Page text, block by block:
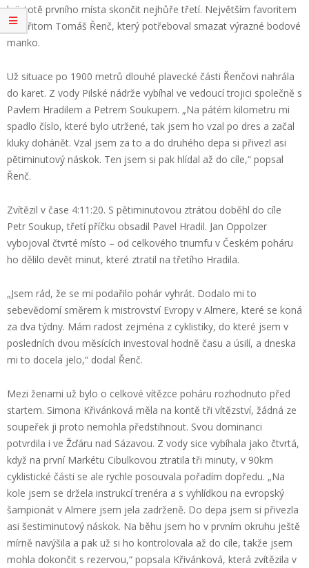
k jistotě prvního místa skončit nejhůře třetí. Největším favoritem
byl přitom Tomáš Řenč, který potřeboval smazat výrazné bodové
manko.
Už situace po 1900 metrů dlouhé plavecké části Řenčovi nahrála
do karet. Z vody Pilské nádrže vybíhal ve vedoucí trojici společně s
Pavlem Hradilem a Petrem Soukupem. „Na pátém kilometru mi
spadlo číslo, které bylo utržené, tak jsem ho vzal po dres a začal
kluky dohánět. Vzal jsem za to a do druhého depa si přivezl asi
pětiminutový náskok. Ten jsem si pak hlídal až do cíle,“ popsal
Řenč.
Zvítězil v čase 4:11:20. S pětiminutovou ztrátou doběhl do cíle
Petr Soukup, třetí příčku obsadil Pavel Hradil. Jan Oppolzer
vybojoval čtvrté místo – od celkového triumfu v Českém poháru
ho dělilo devět minut, které ztratil na třetího Hradila.
„Jsem rád, že se mi podařilo pohár vyhrát. Dodalo mi to
sebevědomí směrem k mistrovství Evropy v Almere, které se koná
za dva týdny. Mám radost zejména z cyklistiky, do které jsem v
posledních dvou měsících investoval hodně času a úsilí, a dneska
mi to docela jelo,“ dodal Řenč.
Mezi ženami už bylo o celkové vítězce poháru rozhodnuto před
startem. Simona Křivánková měla na kontě tři vítězství, žádná ze
soupeřek ji proto nemohla předstihnout. Svou dominanci
potvrdila i ve Žďáru nad Sázavou. Z vody sice vybíhala jako čtvrtá,
když na první Markétu Cibulkovou ztratila tři minuty, v 90km
cyklistické části se ale rychle posouvala pořadím dopředu. „Na
kole jsem se držela instrukcí trenéra a s vyhlídkou na evropský
šampionát v Almere jsem jela zadrženě. Do depa jsem si přivezla
asi šestiminutový náskok. Na běhu jsem ho v prvním okruhu ještě
mírně navýšila a pak už si ho kontrolovala až do cíle, takže jsem
mohla dokončit s rezervou,“ popsala Křivánková, která zvítězila v